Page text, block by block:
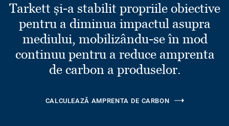
Tarkett și-a stabilit propriile obiective
pentru a diminua impactul asupra
mediului, mobilizându-se în mod
continuu pentru a reduce amprenta
de carbon a produselor.
CALCULEAZĂ AMPRENTA DE CARBON